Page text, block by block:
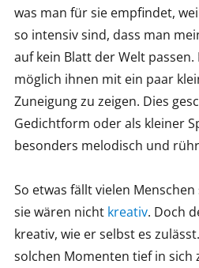
was man für sie empfindet,
so intensiv sind, dass man
auf kein Blatt der Welt
möglich ihnen mit ein paar
Zuneigung zu zeigen. Dies
Gedichtform oder als kleiner
besonders melodisch und
So etwas fällt vielen
sie wären nicht kreativ. Doch
kreativ, wie er selbst es
solchen Momenten tief in sich